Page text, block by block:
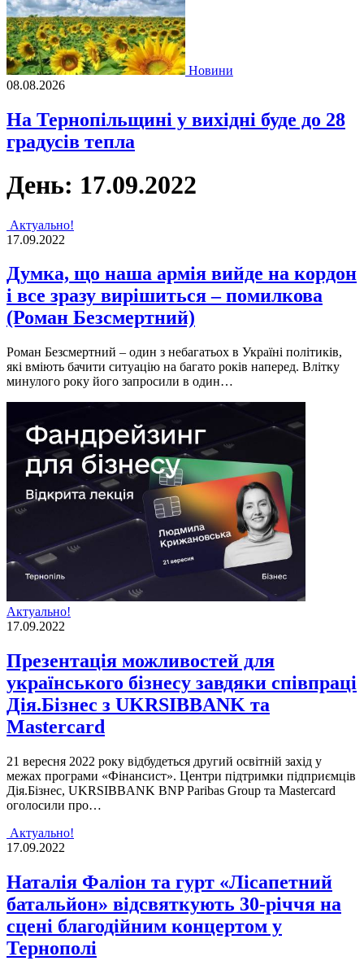
Новини
08.08.2026
На Тернопільщині у вихідні буде до 28
градусів тепла
День: 17.09.2022
Актуально!
17.09.2022
Думка, що наша армія вийде на кордон
і все зразу вирішиться – помилкова
(Роман Безсмертний)
Роман Безсмертний – один з небагатьох в Україні політиків,
які вміють бачити ситуацію на багато років наперед. Влітку
минулого року його запросили в один…
Актуально!
17.09.2022
Презентація можливостей для
українського бізнесу завдяки співпраці
Дія.Бізнес з UKRSIBBANK та
Mastercard
21 вересня 2022 року відбудеться другий освітній захід у
межах програми «Фінансист». Центри підтримки підприємців
Дія.Бізнес, UKRSIBBANK BNP Paribas Group та Mastercard
оголосили про…
Актуально!
17.09.2022
Наталiя Фалiон та гурт «Лiсапетний
батальйон» вiдсвяткують 30-рiччя на
сценi благодiйним концертом у
Тернополi